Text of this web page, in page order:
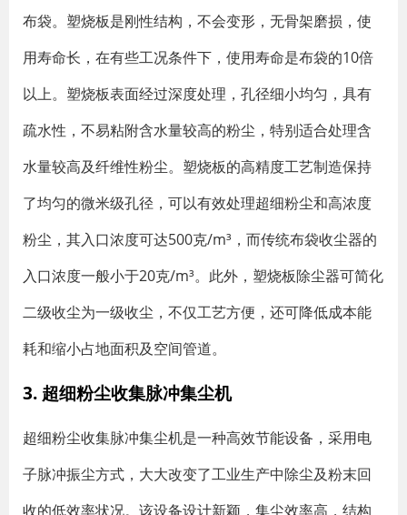
布袋。塑烧板是刚性结构，不会变形，无骨架磨损，使
用寿命长，在有些工况条件下，使用寿命是布袋的10倍
以上。塑烧板表面经过深度处理，孔径细小均匀，具有
疏水性，不易粘附含水量较高的粉尘，特别适合处理含
水量较高及纤维性粉尘。塑烧板的高精度工艺制造保持
了均匀的微米级孔径，可以有效处理超细粉尘和高浓度
粉尘，其入口浓度可达500克/m³，而传统布袋收尘器的
入口浓度一般小于20克/m³。此外，塑烧板除尘器可简化
二级收尘为一级收尘，不仅工艺方便，还可降低成本能
耗和缩小占地面积及空间管道。
3. 超细粉尘收集脉冲集尘机
超细粉尘收集脉冲集尘机是一种高效节能设备，采用电
子脉冲振尘方式，大大改变了工业生产中除尘及粉末回
收的低效率状况。该设备设计新颖，集尘效率高，结构